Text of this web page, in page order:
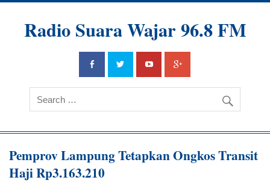
Radio Suara Wajar 96.8 FM
Pemprov Lampung Tetapkan Ongkos Transit
Haji Rp3.163.210